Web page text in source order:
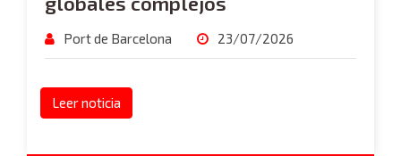
Port de Barcelona 23/07/2026
Leer noticia